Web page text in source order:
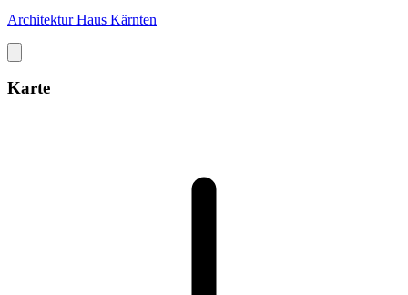
Architektur Haus Kärnten
Karte